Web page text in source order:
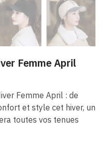
Femme April
Femme April : de
et style cet hiver, un
toutes vos tenues